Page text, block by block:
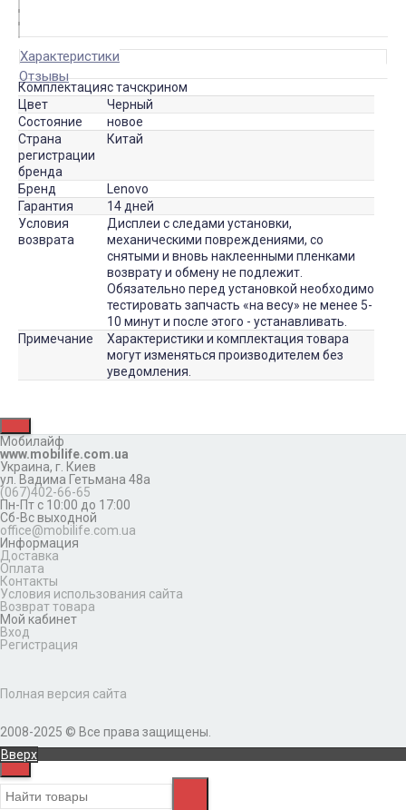
Характеристики
Отзывы
Комплектацияс тачскрином
Цвет
Черный
Состояние
новое
Страна
регистрации
бренда
Китай
Бренд
Lenovo
Гарантия
14 дней
Условия
возврата
Дисплеи с следами установки,
механическими повреждениями, со
снятыми и вновь наклеенными пленками
возврату и обмену не подлежит.
Обязательно перед установкой необходимо
тестировать запчасть «на весу» не менее 5-
10 минут и после этого - устанавливать.
Примечание
Характеристики и комплектация товара
могут изменяться производителем без
уведомления.
Мобилайф
www.mobilife.com.ua
Украина, г. Киев
ул. Вадима Гетьмана 48а
(067)402-66-65
Пн-Пт с 10:00 до 17:00
Сб-Вс выходной
office@mobilife.com.ua
Информация
Доставка
Оплата
Контакты
Условия использования сайта
Возврат товара
Мой кабинет
Вход
Регистрация
Полная версия сайта
2008-2025 © Все права защищены.
Вверх